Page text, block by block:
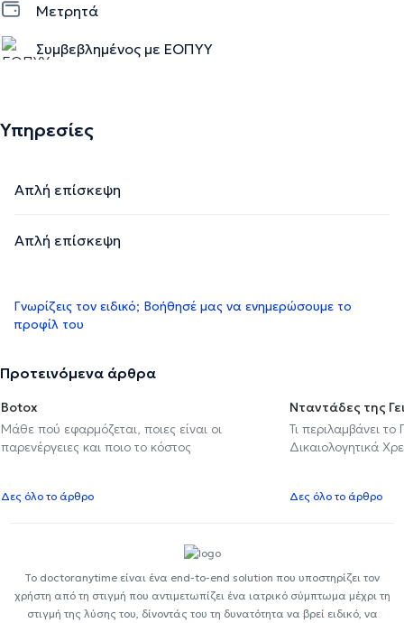
Μετρητά
Συμβεβλημένος με ΕΟΠΥΥ
Υπηρεσίες
Απλή επίσκεψη
Απλή επίσκεψη
Γνωρίζεις τον ειδικό; Βοήθησέ μας να ενημερώσουμε το
προφίλ του
Προτεινόμενα άρθρα
Botox
Μάθε πού εφαρμόζεται, ποιες είναι οι
παρενέργειες και ποιο το κόστος
Δες όλο το άρθρο
Νταντάδες της
Τι περιλαμβάνει
Δικαιολογητικά
Δες όλο το άρθρο
Το doctoranytime είναι ένα end-to-end solution που υποστηρίζει τον
χρήστη από τη στιγμή που αντιμετωπίζει ένα ιατρικό σύμπτωμα μέχρι τη
στιγμή της λύσης του, δίνοντάς του τη δυνατότητα να βρεί ειδικό, να